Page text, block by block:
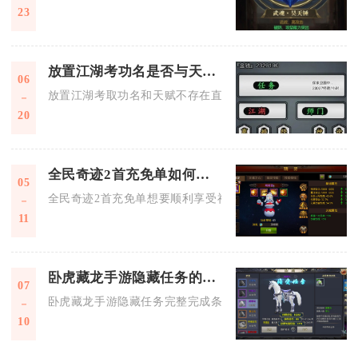
23
06
20
放置江湖考功名是否与天赋有关
放置江湖考取功名和天赋不存在直接关联，各类先天、经脉
05
11
全民奇迹2首充免单如何享受
全民奇迹2首充免单想要顺利享受福利，核心是找准官方合
07
10
卧虎藏龙手游隐藏任务的完成条件是什么
卧虎藏龙手游隐藏任务完整完成条件分为五大核心维度，分